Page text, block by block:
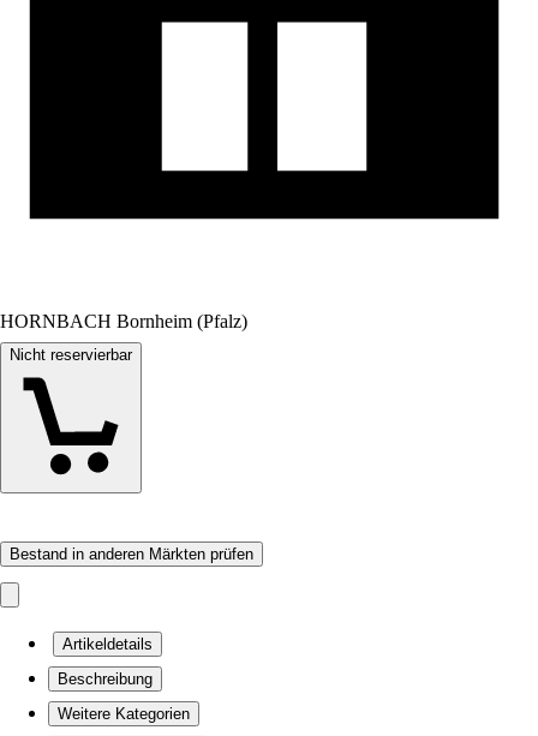
HORNBACH Bornheim (Pfalz)
Nicht reservierbar
Bestand in anderen Märkten prüfen
Artikeldetails
Beschreibung
Weitere Kategorien